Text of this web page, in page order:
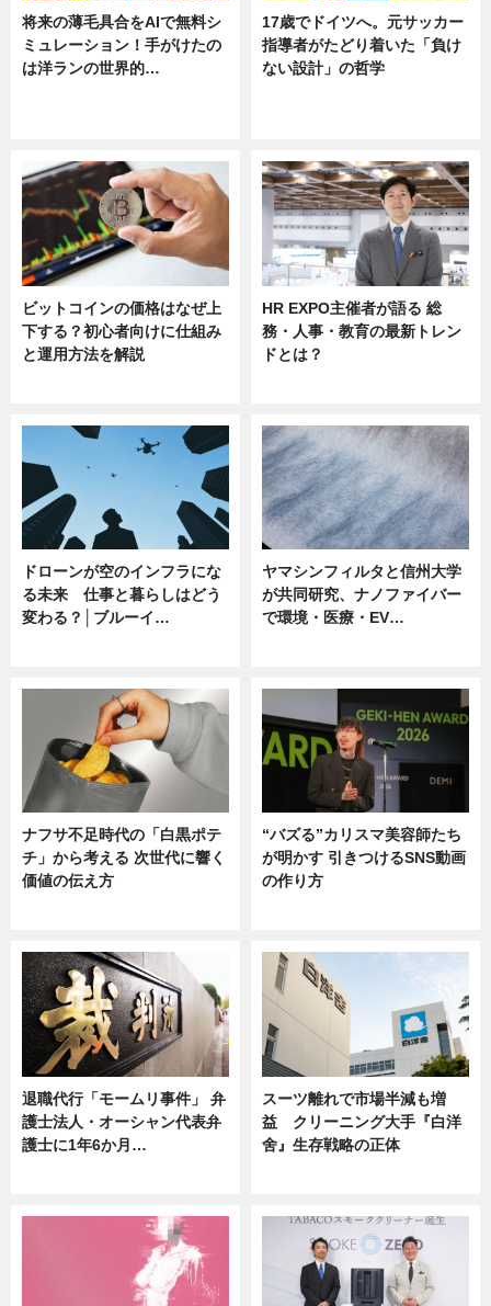
将来の薄毛具合をAIで無料シ
ミュレーション！手がけたの
は洋ランの世界的…
17歳でドイツへ。元サッカー
指導者がたどり着いた「負け
ない設計」の哲学
ビットコインの価格はなぜ上
下する？初心者向けに仕組み
と運用方法を解説
HR EXPO主催者が語る 総
務・人事・教育の最新トレン
ドとは？
ドローンが空のインフラにな
る未来 仕事と暮らしはどう
変わる？│ブルーイ…
ヤマシンフィルタと信州大学
が共同研究、ナノファイバー
で環境・医療・EV…
ナフサ不足時代の「白黒ポテ
チ」から考える 次世代に響く
価値の伝え方
“バズる”カリスマ美容師たち
が明かす 引きつけるSNS動画
の作り方
退職代行「モームリ事件」 弁
護士法人・オーシャン代表弁
護士に1年6か月…
スーツ離れで市場半減も増
益 クリーニング大手『白洋
舍』生存戦略の正体